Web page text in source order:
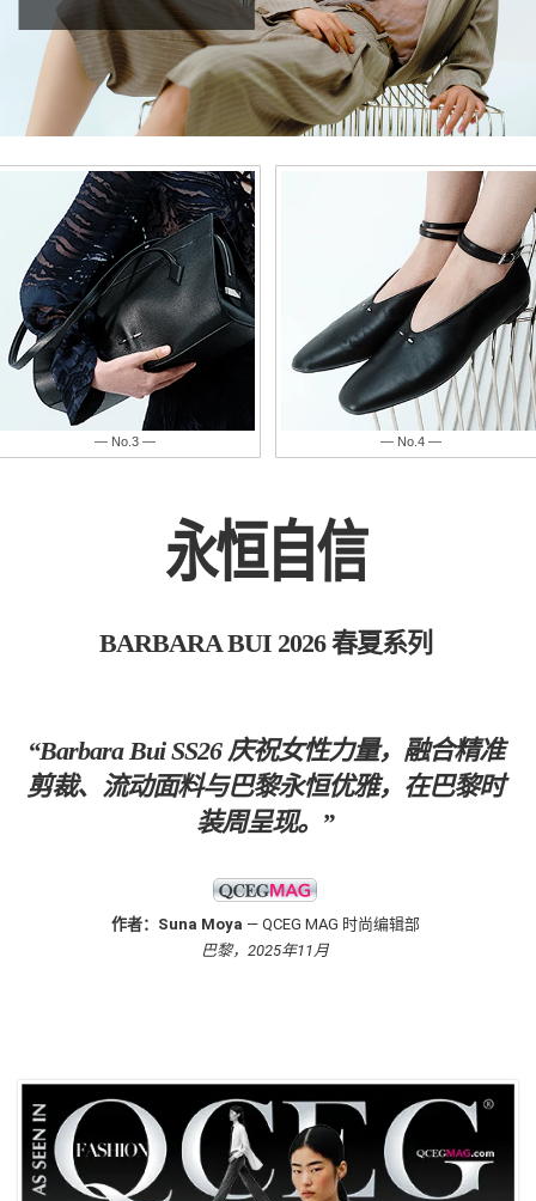
— No.4 — — No.5 —
永恒自信
BARBARA BUI 2026 春夏系列
“Barbara Bui SS26 庆祝女性力量，融合精准
剪裁、流动面料与巴黎永恒优雅，在巴黎时
装周呈现。”
作者：Suna Moya — QCEG MAG 时尚编辑部
巴黎，2025年11月